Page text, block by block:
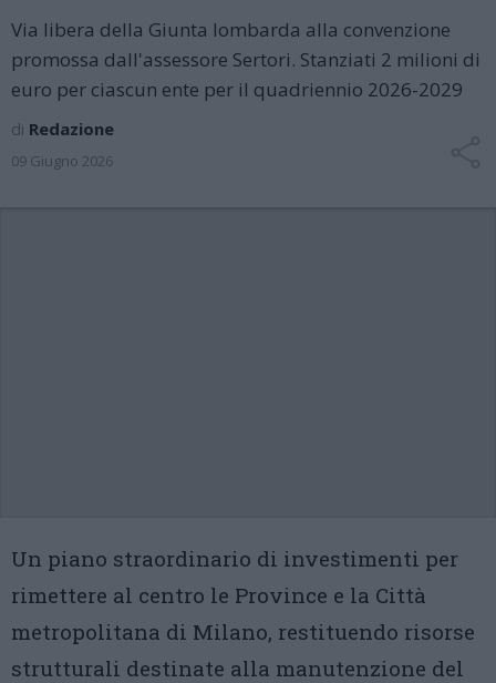
Via libera della Giunta lombarda alla convenzione
promossa dall'assessore Sertori. Stanziati 2 milioni di
euro per ciascun ente per il quadriennio 2026-2029
di Redazione
09 Giugno 2026
Un piano straordinario di investimenti per
rimettere al centro le Province e la Città
metropolitana di Milano, restituendo risorse
strutturali destinate alla manutenzione del